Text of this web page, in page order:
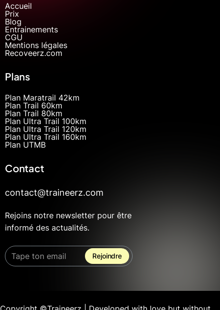
Accueil
Prix
Blog
Entrainements
CGU
Mentions légales
Recoveerz.com
Plans
Plan Maratrail 42km
Plan Trail 60km
Plan Trail 80km
Plan Ultra Trail 100km
Plan Ultra Trail 120km
Plan Ultra Trail 160km
Plan UTMB
Contact
contact@traineerz.com
Rejoins notre newsletter pour être
informé des actualités.